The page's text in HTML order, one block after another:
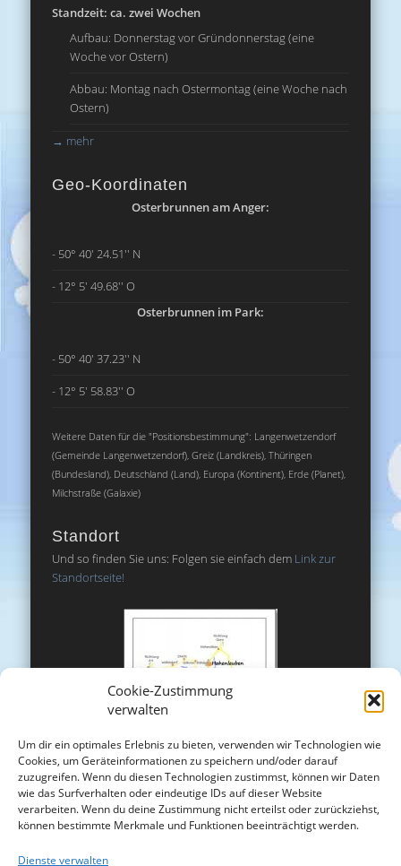
Cookie-Zustimmung
verwalten
Um dir ein optimales Erlebnis zu bieten, verwenden wir Technologien wie
Cookies, um Geräteinformationen zu speichern und/oder darauf
zuzugreifen. Wenn du diesen Technologien zustimmst, können wir Daten
wie das Surfverhalten oder eindeutige IDs auf dieser Website
verarbeiten. Wenn du deine Zustimmung nicht erteilst oder zurückziehst,
können bestimmte Merkmale und Funktionen beeinträchtigt werden.
Dienste verwalten
Standzeit: ca. zwei Wochen
Aufbau: Donnerstag vor Gründonnerstag (eine
Woche vor Ostern)
Abbau: Montag nach Ostermontag (eine Woche nach
Ostern)
→ mehr
Geo-Koordinaten
Osterbrunnen am Anger:
- 50° 40' 24.51'' N
- 12° 5' 49.68'' O
Osterbrunnen im Park:
- 50° 40' 37.23'' N
- 12° 5' 58.83'' O
Weitere Daten für die "Positionsbestimmung": Langenwetzendorf
(Gemeinde Langenwetzendorf), Greiz (Landkreis), Thüringen
(Bundesland), Deutschland (Land), Europa (Kontinent), Erde (Planet),
Milchstraße (Galaxie)
Standort
Und so finden Sie uns: Folgen sie einfach dem Link zur
Standortseite!